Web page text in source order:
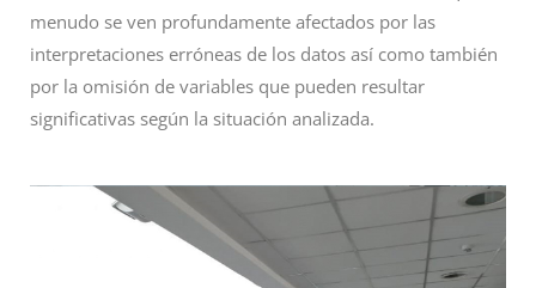
menudo se ven profundamente afectados por las
interpretaciones erróneas de los datos así como también
por la omisión de variables que pueden resultar
significativas según la situación analizada.